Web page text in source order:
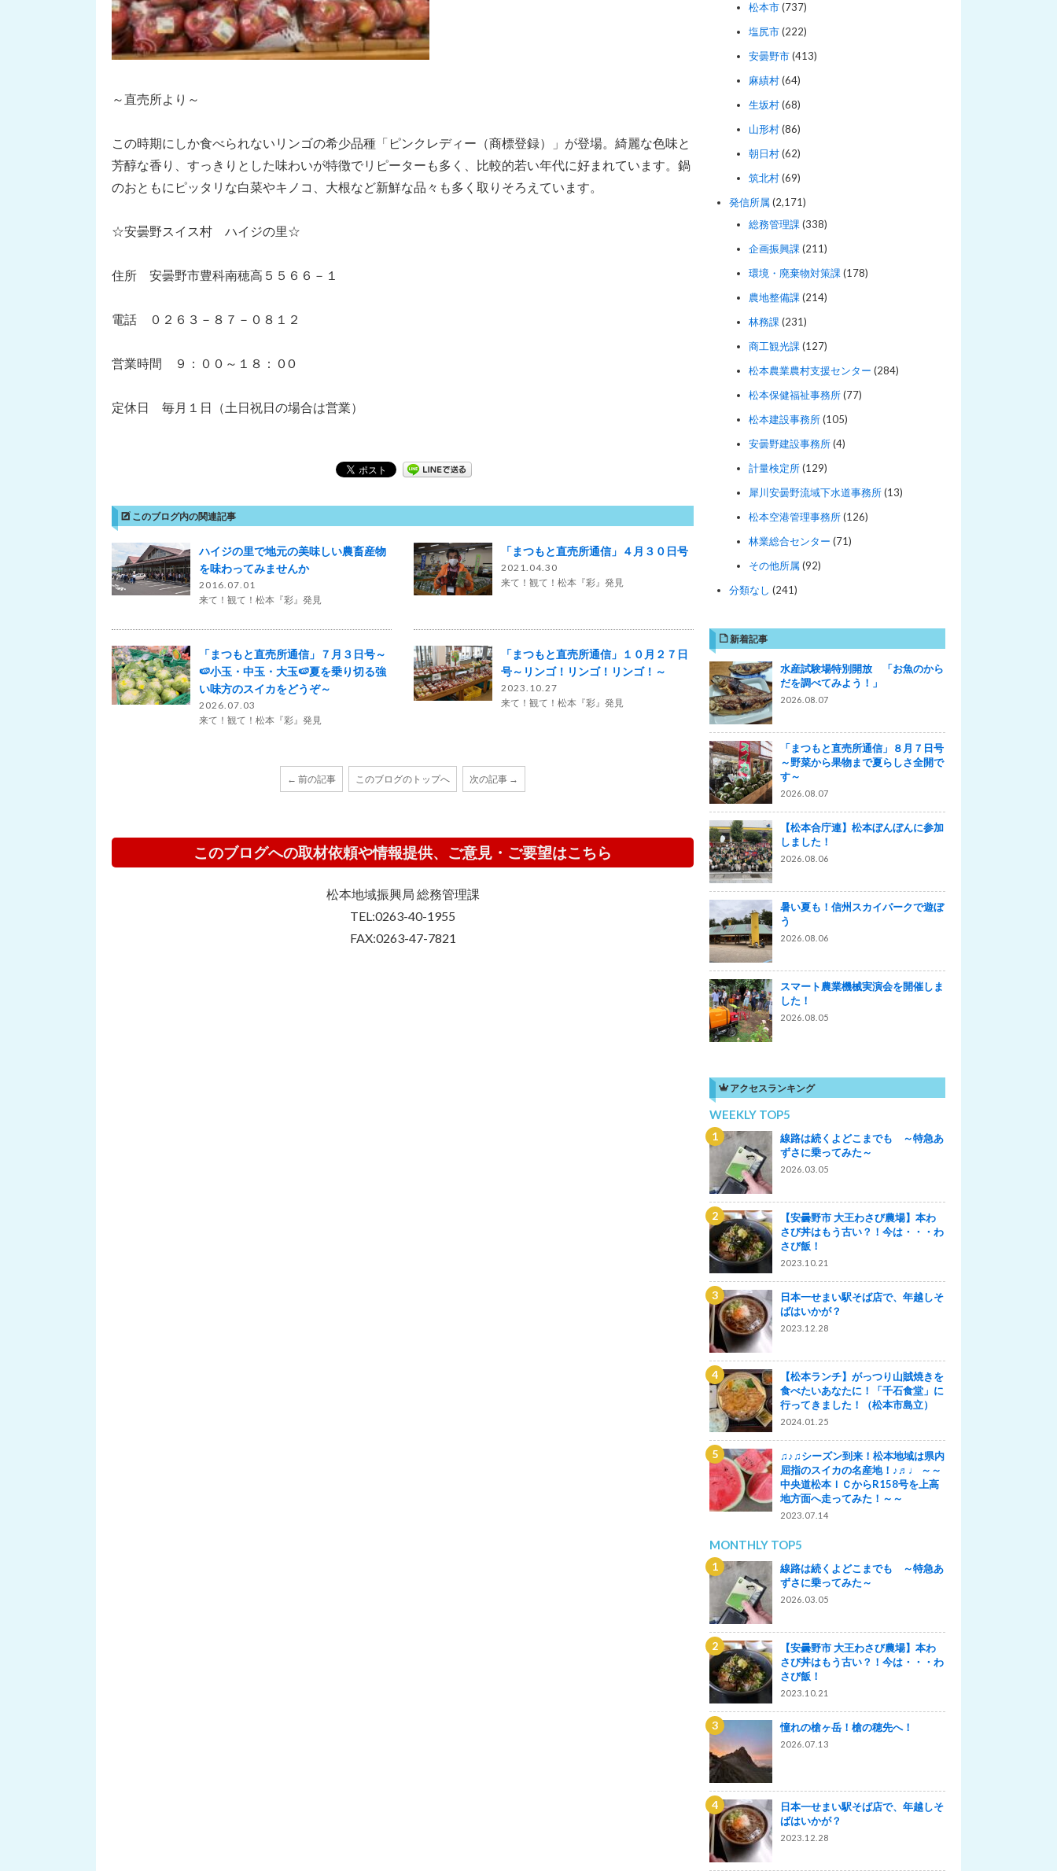
～直売所より～
この時期にしか食べられないリンゴの希少品種「ピンクレディー（商標登録）」が登場。綺麗な色味と
芳醇な香り、すっきりとした味わいが特徴でリピーターも多く、比較的若い年代に好まれています。鍋
のおともにピッタリな白菜やキノコ、大根など新鮮な品々も多く取りそろえています。
☆安曇野スイス村 ハイジの里☆
住所 安曇野市豊科南穂高５５６６－１
電話 ０２６３－８７－０８１２
営業時間 ９：００～１８：０0
定休日 毎月１日（土日祝日の場合は営業）
このブログ内の関連記事
ハイジの里で地元の美味しい農畜産物
を味わってみませんか
2016.07.01
来て！観て！松本『彩』発見
「まつもと直売所通信」４月３０日号
2021.04.30
来て！観て！松本『彩』発見
「まつもと直売所通信」７月３日号～
🍉小玉・中玉・大玉🍉夏を乗り切る強
い味方のスイカをどうぞ～
2026.07.03
来て！観て！松本『彩』発見
「まつもと直売所通信」１０月２７日
号～リンゴ！リンゴ！リンゴ！～
2023.10.27
来て！観て！松本『彩』発見
← 前の記事 このブログのトップへ 次の記事 →
このブログへの取材依頼や情報提供、ご意見・ご要望はこちら
松本地域振興局 総務管理課
TEL:0263-40-1955
FAX:0263-47-7821
松本市(737)
塩尻市(222)
安曇野市(413)
麻績村(64)
生坂村(68)
山形村(86)
朝日村(62)
筑北村(69)
発信所属(2,171)
総務管理課(338)
企画振興課(211)
環境・廃棄物対策課(178)
農地整備課(214)
林務課(231)
商工観光課(127)
松本農業農村支援センター (284)
松本保健福祉事務所(77)
松本建設事務所(105)
安曇野建設事務所(4)
計量検定所(129)
犀川安曇野流域下水道事務所(13)
松本空港管理事務所(126)
林業総合センター (71)
その他所属(92)
分類なし (241)
新着記事
水産試験場特別開放 「お魚のから
だを調べてみよう！」
2026.08.07
「まつもと直売所通信」８月７日号
～野菜から果物まで夏らしさ全開で
す～
2026.08.07
【松本合庁連】松本ぼんぼんに参加
しました！
2026.08.06
暑い夏も！信州スカイパークで遊ぼ
う
2026.08.06
スマート農業機械実演会を開催しま
した！
2026.08.05
アクセスランキング
WEEKLY TOP5
線路は続くよどこまでも ～特急あ
ずさに乗ってみた～
2026.03.05
【安曇野市 大王わさび農場】本わ
さび丼はもう古い？！今は・・・わ
さび飯！
2023.10.21
日本一せまい駅そば店で、年越しそ
ばはいかが？
2023.12.28
【松本ランチ】がっつり山賊焼きを
食べたいあなたに！「千石食堂」に
行ってきました！（松本市島立）
2024.01.25
♫♪♫シーズン到来！松本地域は県内
屈指のスイカの名産地！♪♬♩ ～～
中央道松本ＩＣからR158号を上高
地方面へ走ってみた！～～
2023.07.14
MONTHLY TOP5
線路は続くよどこまでも ～特急あ
ずさに乗ってみた～
2026.03.05
【安曇野市 大王わさび農場】本わ
さび丼はもう古い？！今は・・・わ
さび飯！
2023.10.21
憧れの槍ヶ岳！槍の穂先へ！
2026.07.13
日本一せまい駅そば店で、年越しそ
ばはいかが？
2023.12.28